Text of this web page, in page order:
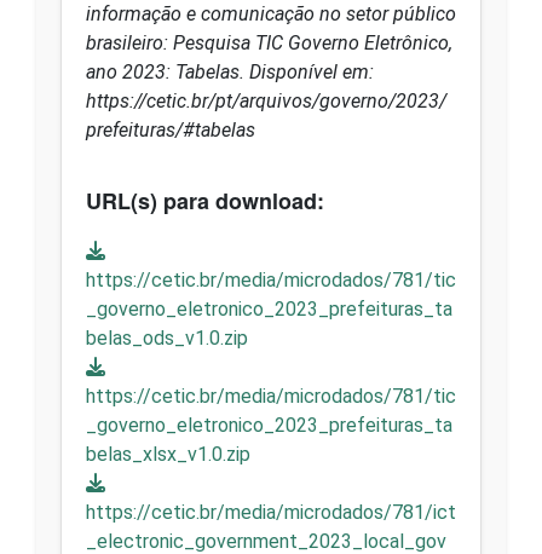
informação e comunicação no setor público
brasileiro: Pesquisa TIC Governo Eletrônico,
ano 2023: Tabelas. Disponível em:
https://cetic.br/pt/arquivos/governo/2023/
prefeituras/#tabelas
URL(s) para download:
https://cetic.br/media/microdados/781/tic
_governo_eletronico_2023_prefeituras_ta
belas_ods_v1.0.zip
https://cetic.br/media/microdados/781/tic
_governo_eletronico_2023_prefeituras_ta
belas_xlsx_v1.0.zip
https://cetic.br/media/microdados/781/ict
_electronic_government_2023_local_gov